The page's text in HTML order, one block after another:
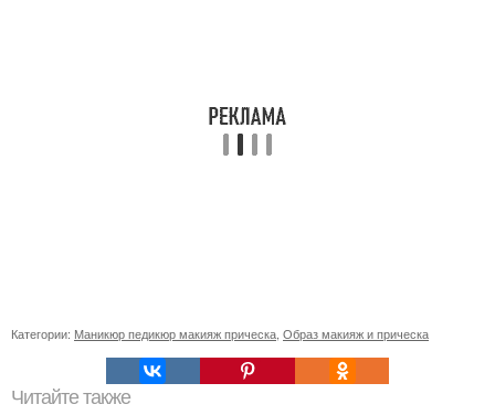
Категории: Маникюр педикюр макияж прическа, Образ макияж и прическа
Читайте также